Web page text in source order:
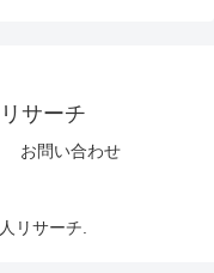
サーチ
お問い合わせ
リサーチ.